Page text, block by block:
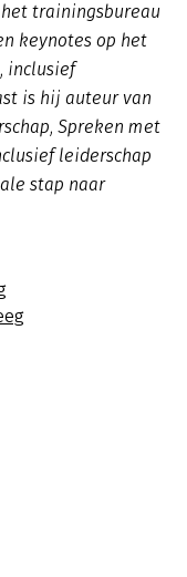
het trainingsbureau
keynotes op het
inclusief
is hij auteur van
, Spreken met
leiderschap
stap naar